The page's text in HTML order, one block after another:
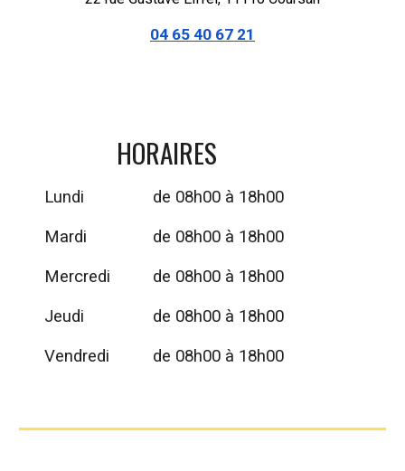
04 65 40 67 21
HORAIRES
Lundi
de 08h00 à 18h00
Mardi
de 08h00 à 18h00
Mercredi
de 08h00 à 18h00
Jeudi
de 08h00 à 18h00
Vendredi
de 08h00 à 18h00